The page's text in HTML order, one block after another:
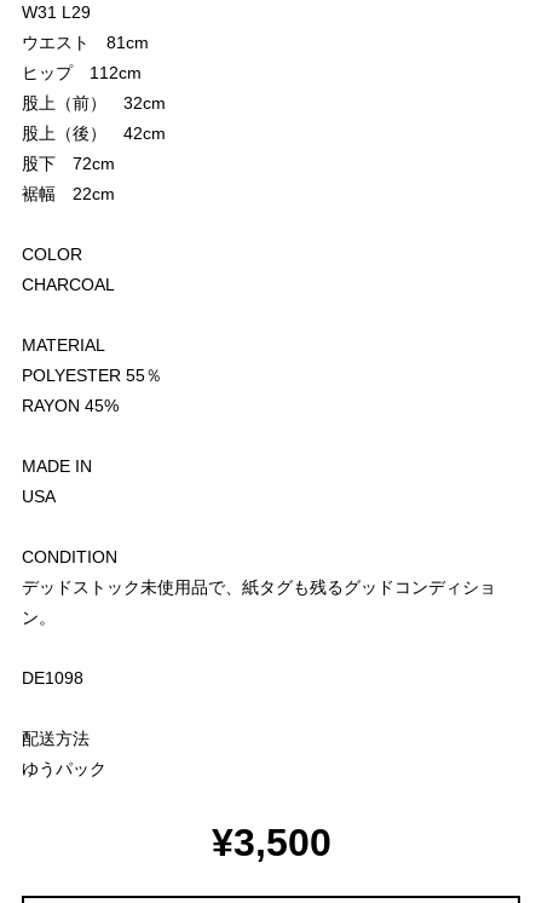
W31 L29
ウエスト 81cm
ヒップ 112cm
股上（前） 32cm
股上（後） 42cm
股下 72cm
裾幅 22cm
COLOR
CHARCOAL
MATERIAL
POLYESTER 55％
RAYON 45%
MADE IN
USA
CONDITION
デッドストック未使用品で、紙タグも残るグッドコンディショ
ン。
DE1098
配送方法
ゆうパック
¥3,500